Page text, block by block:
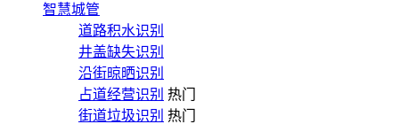
智慧城管
道路积水识别
井盖缺失识别
沿街晾晒识别
占道经营识别 热门
街道垃圾识别 热门